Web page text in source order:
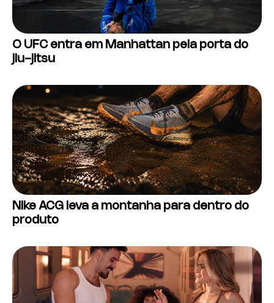
O UFC entra em Manhattan pela porta do
jiu-jitsu
Nike ACG leva a montanha para dentro do
produto